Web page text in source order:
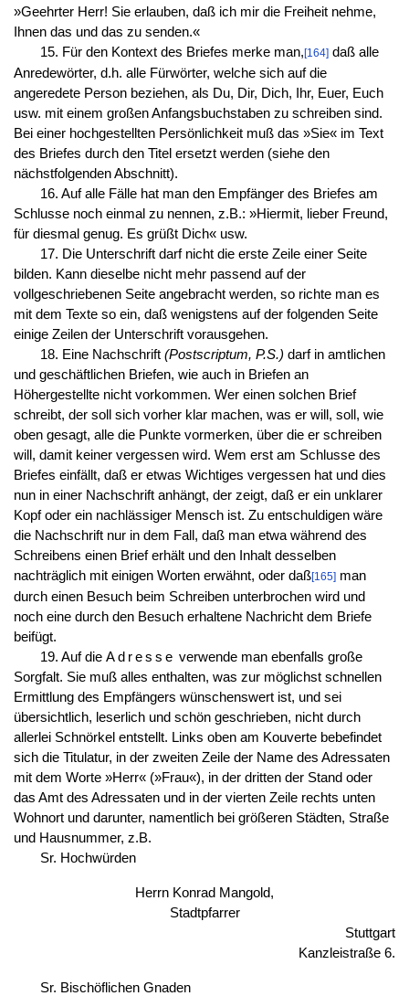
»Geehrter Herr! Sie erlauben, daß ich mir die Freiheit nehme,
Ihnen das und das zu senden.«
15. Für den Kontext des Briefes merke man,[164]daß alle
Anredewörter, d.h. alle Fürwörter, welche sich auf die
angeredete Person beziehen, als Du, Dir, Dich, Ihr, Euer, Euch
usw. mit einem großen Anfangsbuchstaben zu schreiben sind.
Bei einer hochgestellten Persönlichkeit muß das »Sie« im Text
des Briefes durch den Titel ersetzt werden (siehe den
nächstfolgenden Abschnitt).
16. Auf alle Fälle hat man den Empfänger des Briefes am
Schlusse noch einmal zu nennen, z.B.: »Hiermit, lieber Freund,
für diesmal genug. Es grüßt Dich« usw.
17. Die Unterschrift darf nicht die erste Zeile einer Seite
bilden. Kann dieselbe nicht mehr passend auf der
vollgeschriebenen Seite angebracht werden, so richte man es
mit dem Texte so ein, daß wenigstens auf der folgenden Seite
einige Zeilen der Unterschrift vorausgehen.
18. Eine Nachschrift (Postscriptum, P.S.) darf in amtlichen
und geschäftlichen Briefen, wie auch in Briefen an
Höhergestellte nicht vorkommen. Wer einen solchen Brief
schreibt, der soll sich vorher klar machen, was er will, soll, wie
oben gesagt, alle die Punkte vormerken, über die er schreiben
will, damit keiner vergessen wird. Wem erst am Schlusse des
Briefes einfällt, daß er etwas Wichtiges vergessen hat und dies
nun in einer Nachschrift anhängt, der zeigt, daß er ein unklarer
Kopf oder ein nachlässiger Mensch ist. Zu entschuldigen wäre
die Nachschrift nur in dem Fall, daß man etwa während des
Schreibens einen Brief erhält und den Inhalt desselben
nachträglich mit einigen Worten erwähnt, oder daß[165]man
durch einen Besuch beim Schreiben unterbrochen wird und
noch eine durch den Besuch erhaltene Nachricht dem Briefe
beifügt.
19. Auf die Adresse verwende man ebenfalls große
Sorgfalt. Sie muß alles enthalten, was zur möglichst schnellen
Ermittlung des Empfängers wünschenswert ist, und sei
übersichtlich, leserlich und schön geschrieben, nicht durch
allerlei Schnörkel entstellt. Links oben am Kouverte bebefindet
sich die Titulatur, in der zweiten Zeile der Name des Adressaten
mit dem Worte »Herr« (»Frau«), in der dritten der Stand oder
das Amt des Adressaten und in der vierten Zeile rechts unten
Wohnort und darunter, namentlich bei größeren Städten, Straße
und Hausnummer, z.B.
Sr. Hochwürden
Herrn Konrad Mangold,
Stadtpfarrer
Stuttgart
Kanzleistraße 6.
Sr. Bischöflichen Gnaden